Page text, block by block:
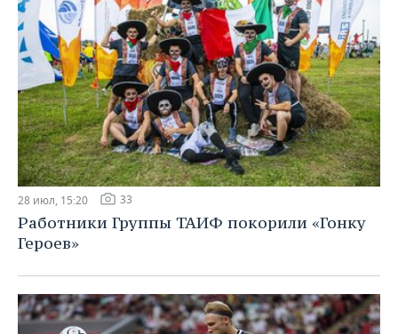
28 июл, 15:20 33
Работники Группы ТАИФ покорили «Гонку
Героев»